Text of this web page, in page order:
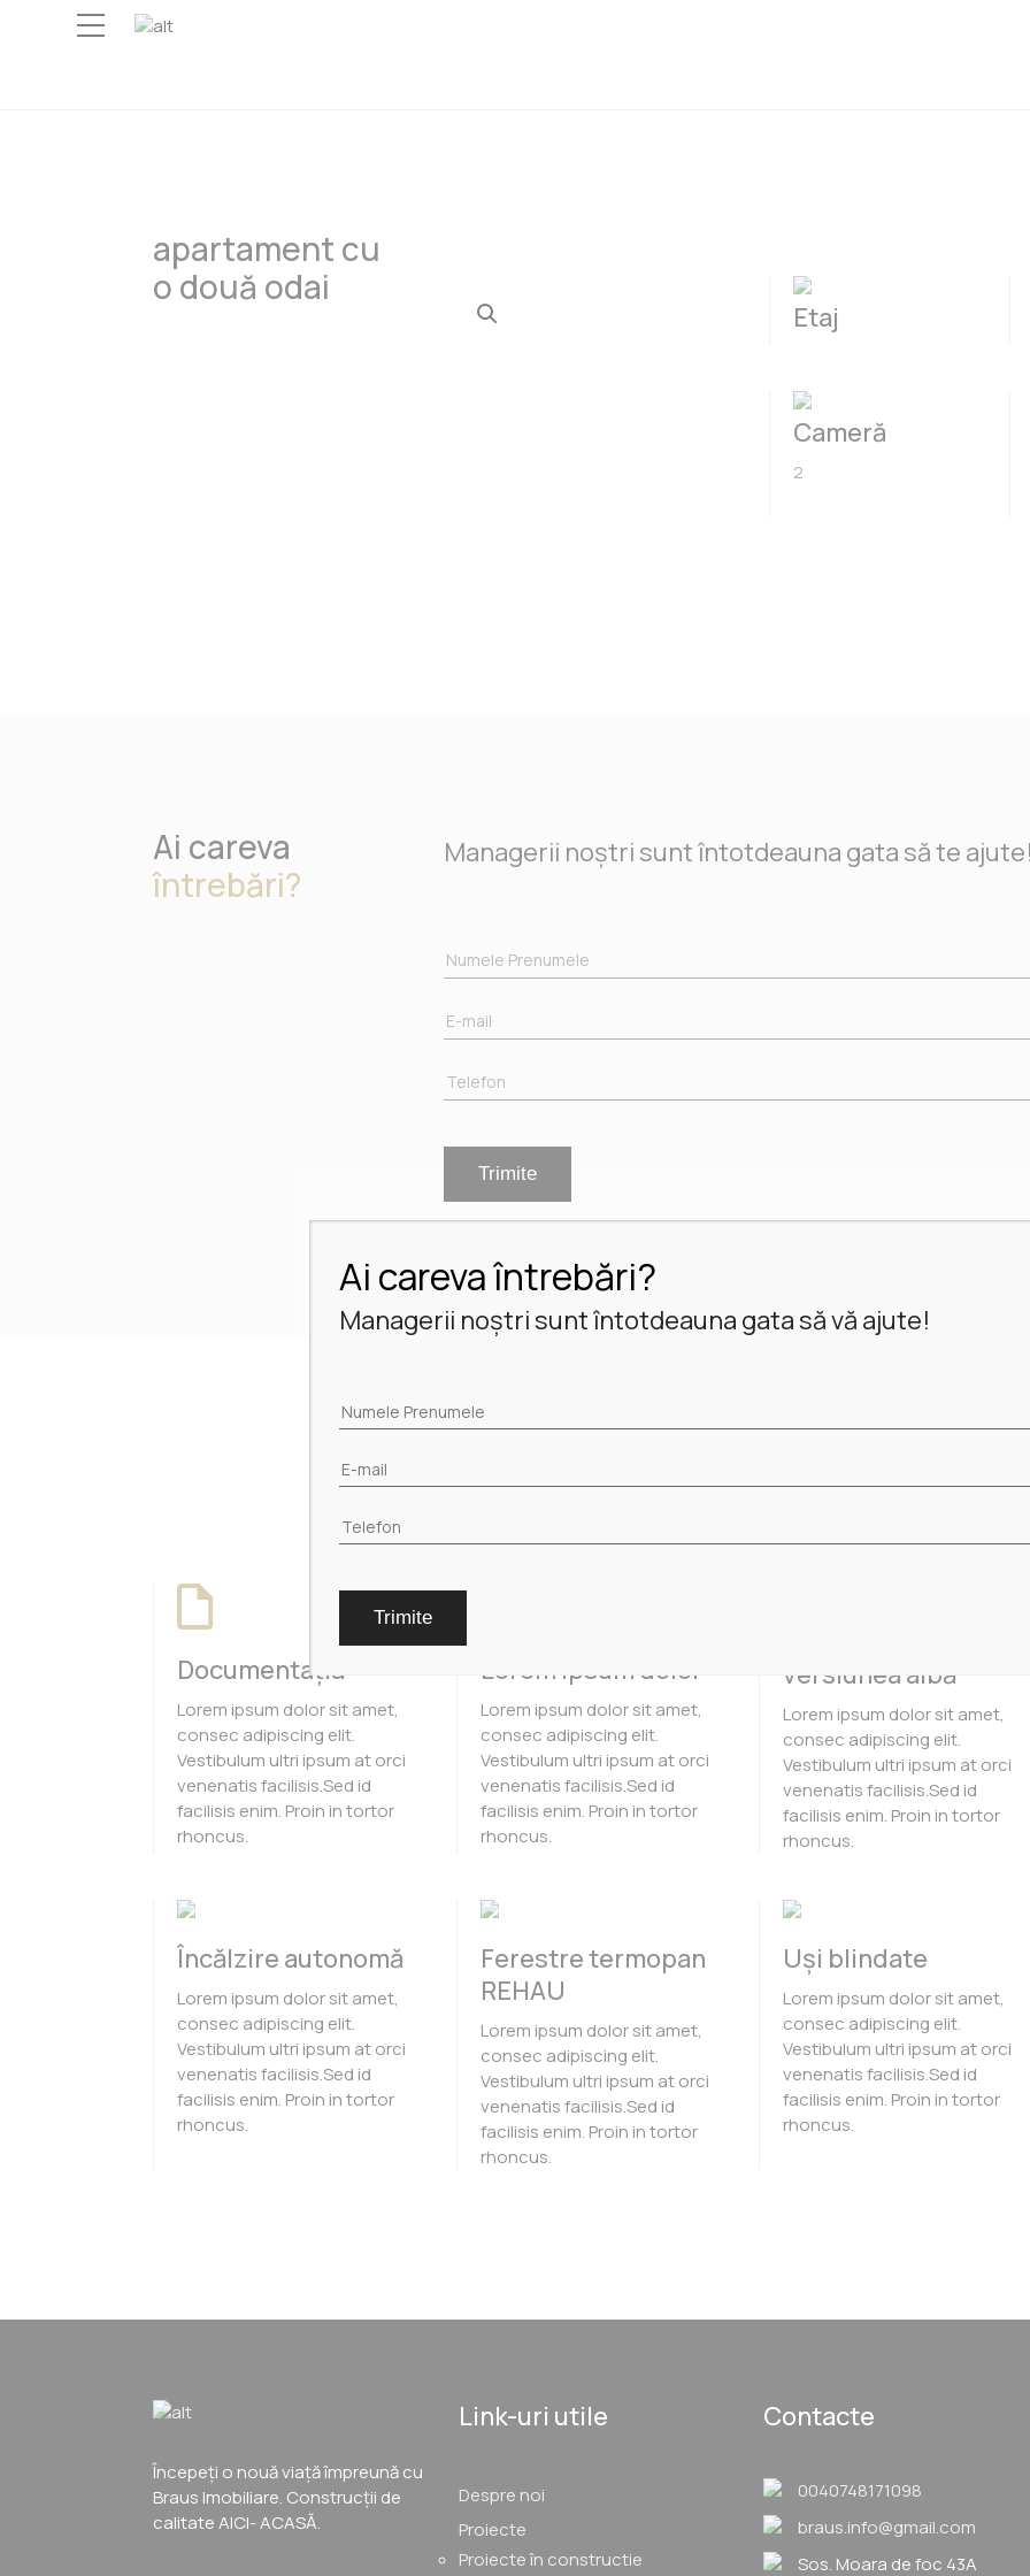
apartament cu
o două odai
Etaj
Cameră
2
Ai careva
întrebări?
Managerii noștri sunt întotdeauna gata să te
Documentația
Lorem ipsum dolor sit amet,
consec adipiscing elit.
Vestibulum ultri ipsum at orci
venenatis facilisis.Sed id
facilisis enim. Proin in tortor
rhoncus.
Lorem ipsum dolor
Lorem ipsum dolor sit amet,
consec adipiscing elit.
Vestibulum ultri ipsum at orci
venenatis facilisis.Sed id
facilisis enim. Proin in tortor
rhoncus.
versiunea albă
Lorem ipsum dolor sit amet,
consec adipiscing elit.
Vestibulum ultri ipsum at orci
venenatis facilisis.Sed id
facilisis enim. Proin in tortor
rhoncus.
Încălzire autonomă
Lorem ipsum dolor sit amet,
consec adipiscing elit.
Vestibulum ultri ipsum at orci
venenatis facilisis.Sed id
facilisis enim. Proin in tortor
rhoncus.
Ferestre termopan
REHAU
Lorem ipsum dolor sit amet,
consec adipiscing elit.
Vestibulum ultri ipsum at orci
venenatis facilisis.Sed id
facilisis enim. Proin in tortor
rhoncus.
Uși blindate
Lorem ipsum dolor sit amet,
consec adipiscing elit.
Vestibulum ultri ipsum at orci
venenatis facilisis.Sed id
facilisis enim. Proin in tortor
rhoncus.
Începeți o nouă viață împreună cu
Braus Imobiliare. Construcții de
calitate AICI- ACASĂ.
Link-uri utile
Despre noi
Proiecte
Proiecte în constructie
Contacte
0040748171098
braus.info@gmail.com
Sos. Moara de foc 43A
Ai careva întrebări?
Managerii noștri sunt întotdeauna gata să vă ajute!